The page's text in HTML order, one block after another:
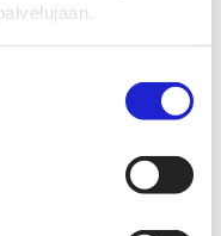
ja rahoitus -
-vaikuttajaryhmä
-vaikuttajaryhmä